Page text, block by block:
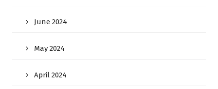
June 2024
May 2024
April 2024